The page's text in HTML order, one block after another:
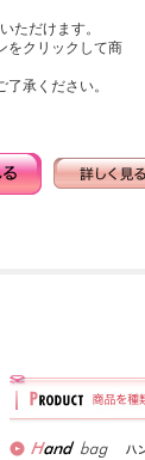
ただけます。
をクリックして商
承ください。